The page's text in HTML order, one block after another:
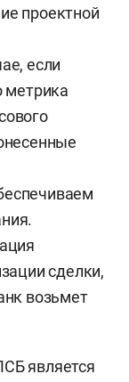
проектной
если
метрика
сделки,
возьмет
является